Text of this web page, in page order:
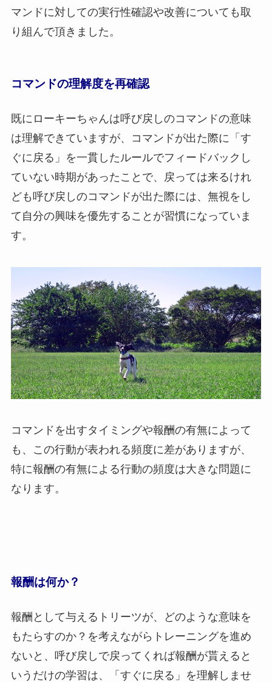
マンドに対しての実行性確認や改善についても取
り組んで頂きました。
コマンドの理解度を再確認
既にローキーちゃんは呼び戻しのコマンドの意味
は理解できていますが、コマンドが出た際に「す
ぐに戻る」を一貫したルールでフィードバックし
ていない時期があったことで、戻っては来るけれ
ども呼び戻しのコマンドが出た際には、無視をし
て自分の興味を優先することが習慣になっていま
す。
コマンドを出すタイミングや報酬の有無によって
も、この行動が表われる頻度に差がありますが、
特に報酬の有無による行動の頻度は大きな問題に
なります。
報酬は何か？
報酬として与えるトリーツが、どのような意味を
もたらすのか？を考えながらトレーニングを進め
ないと、呼び戻しで戻ってくれば報酬が貰えると
いうだけの学習は、「すぐに戻る」を理解しませ